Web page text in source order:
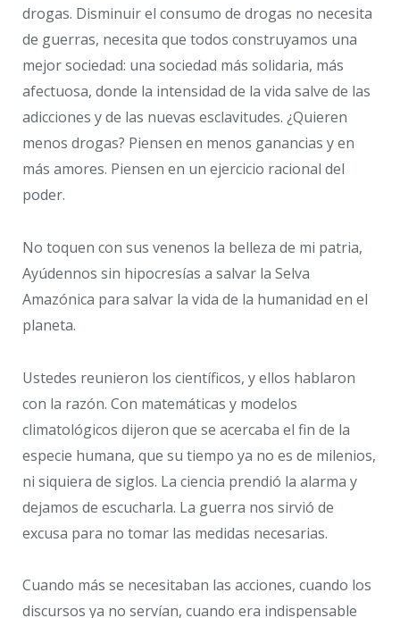
drogas. Disminuir el consumo de drogas no necesita
de guerras, necesita que todos construyamos una
mejor sociedad: una sociedad más solidaria, más
afectuosa, donde la intensidad de la vida salve de las
adicciones y de las nuevas esclavitudes. ¿Quieren
menos drogas? Piensen en menos ganancias y en
más amores. Piensen en un ejercicio racional del
poder.
No toquen con sus venenos la belleza de mi patria,
Ayúdennos sin hipocresías a salvar la Selva
Amazónica para salvar la vida de la humanidad en el
planeta.
Ustedes reunieron los científicos, y ellos hablaron
con la razón. Con matemáticas y modelos
climatológicos dijeron que se acercaba el fin de la
especie humana, que su tiempo ya no es de milenios,
ni siquiera de siglos. La ciencia prendió la alarma y
dejamos de escucharla. La guerra nos sirvió de
excusa para no tomar las medidas necesarias.
Cuando más se necesitaban las acciones, cuando los
discursos ya no servían, cuando era indispensable